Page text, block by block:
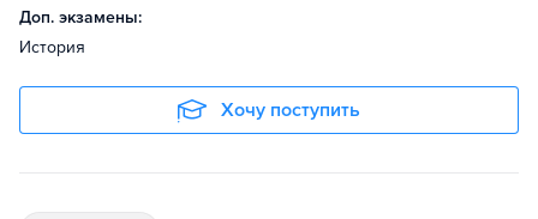
Доп. экзамены:
История
Хочу поступить